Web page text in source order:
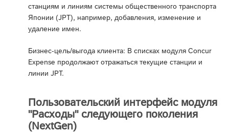
станциям и линиям системы общественного транспорта
Японии (JPT), например, добавления, изменение и
удаление имен.
Бизнес-цель/выгода клиента: В списках модуля Concur
Expense продолжают отражаться текущие станции и
линии JPT.
Пользовательский интерфейс модуля
"Расходы" следующего поколения
(NextGen)